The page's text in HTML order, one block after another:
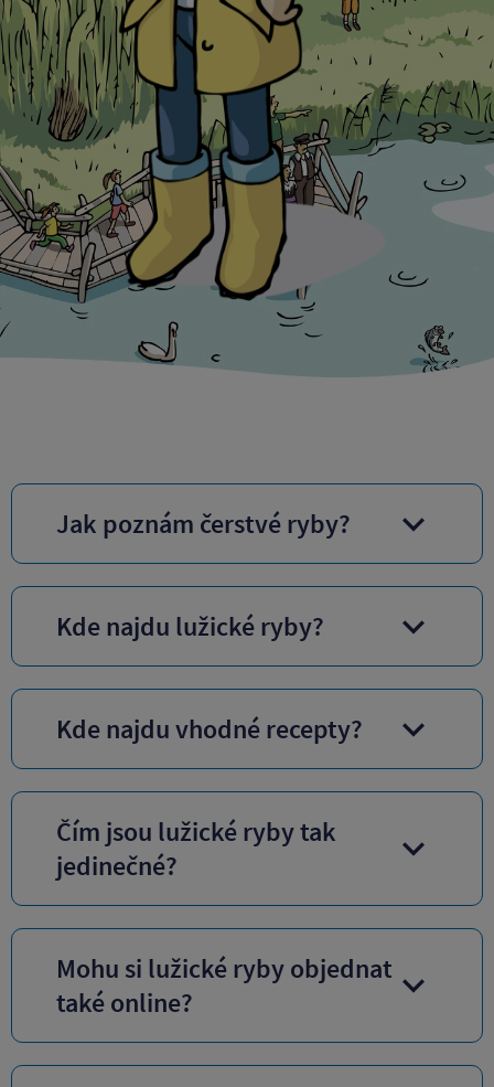
Jak poznám čerstvé ryby?
Kde najdu lužické ryby?
Kde najdu vhodné recepty?
Čím jsou lužické ryby tak
jedinečné?
Mohu si lužické ryby objednat
také online?